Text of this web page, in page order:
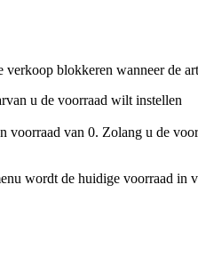
blokkeren wanneer de
u de voorraad wilt instellen
voorraad van 0. Zolang u de
wordt de huidige voorraad in